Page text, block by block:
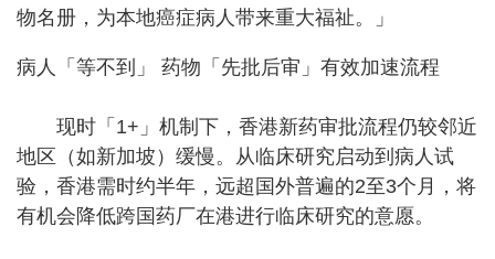
物名册，为本地癌症病人带来重大福祉。」
病人「等不到」 药物「先批后审」有效加速流程
现时「1+」机制下，香港新药审批流程仍较邻近
地区（如新加坡）缓慢。从临床研究启动到病人试
验，香港需时约半年，远超国外普遍的2至3个月，将
有机会降低跨国药厂在港进行临床研究的意愿。